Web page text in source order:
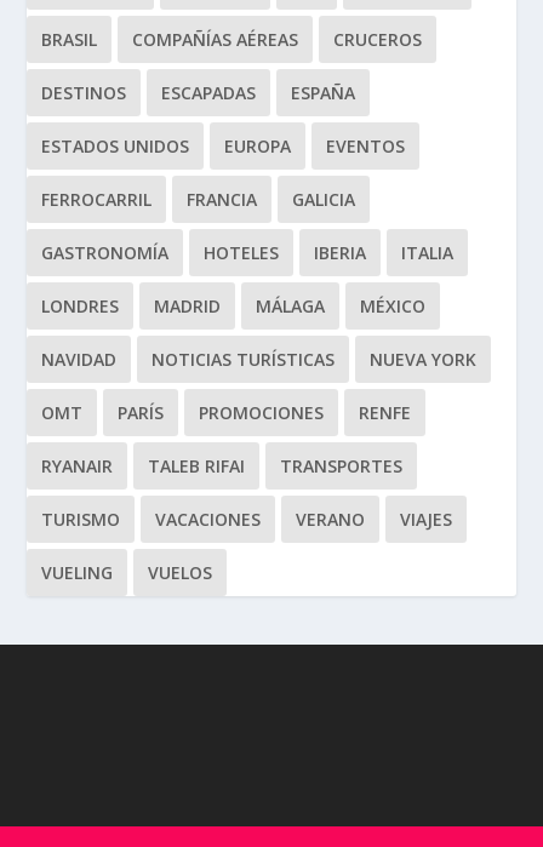
BRASIL COMPAÑÍAS AÉREAS CRUCEROS
DESTINOS ESCAPADAS ESPAÑA
ESTADOS UNIDOS EUROPA EVENTOS
FERROCARRIL FRANCIA GALICIA
GASTRONOMÍA HOTELES IBERIA ITALIA
LONDRES MADRID MÁLAGA MÉXICO
NAVIDAD NOTICIAS TURÍSTICAS NUEVA YORK
OMT PARÍS PROMOCIONES RENFE
RYANAIR TALEB RIFAI TRANSPORTES
TURISMO VACACIONES VERANO VIAJES
VUELING VUELOS